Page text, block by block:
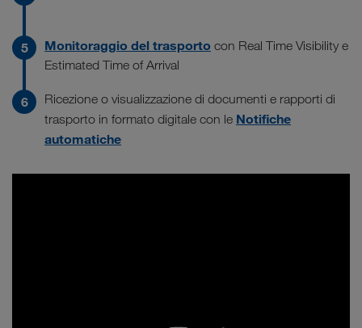
Monitoraggio del trasporto con Real Time Visibility e
Estimated Time of Arrival
Ricezione o visualizzazione di documenti e rapporti di
trasporto in formato digitale con le Notifiche
automatiche